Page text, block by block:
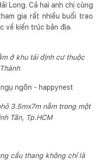
Long. Cả hai anh chị cùng
gia rất nhiều buổi trao
về kiến trúc bản địa.
ở khu tái định cư thuộc
3.5mx7m nằm trong một
Tân, Tp.HCM
cầu thang không chỉ là